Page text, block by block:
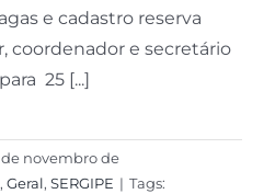
e cadastro reserva
coordenador e secretário
25 [...]
de novembro de
, Geral, SERGIPE | Tags: